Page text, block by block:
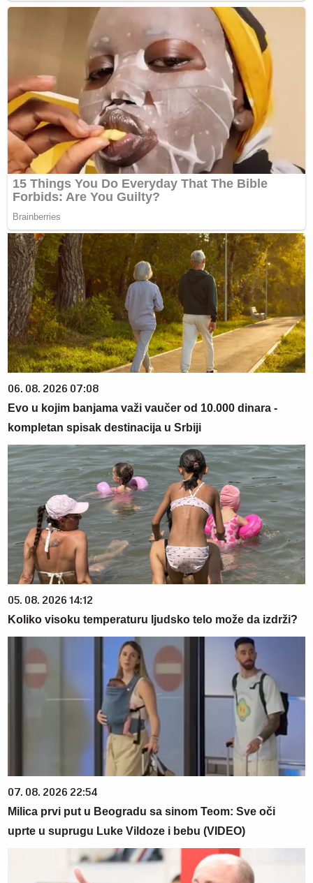
06. 08. 2026 07:08
Evo u kojim banjama važi vaučer od 10.000 dinara -
kompletan spisak destinacija u Srbiji
05. 08. 2026 14:12
Koliko visoku temperaturu ljudsko telo može da izdrži?
07. 08. 2026 22:54
Milica prvi put u Beogradu sa sinom Teom: Sve oči
uprte u suprugu Luke Vildoze i bebu (VIDEO)